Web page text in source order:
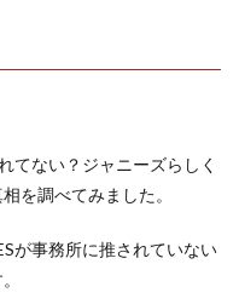
てない？ジャニーズらしく
を調べてみました。
が事務所に推されていない